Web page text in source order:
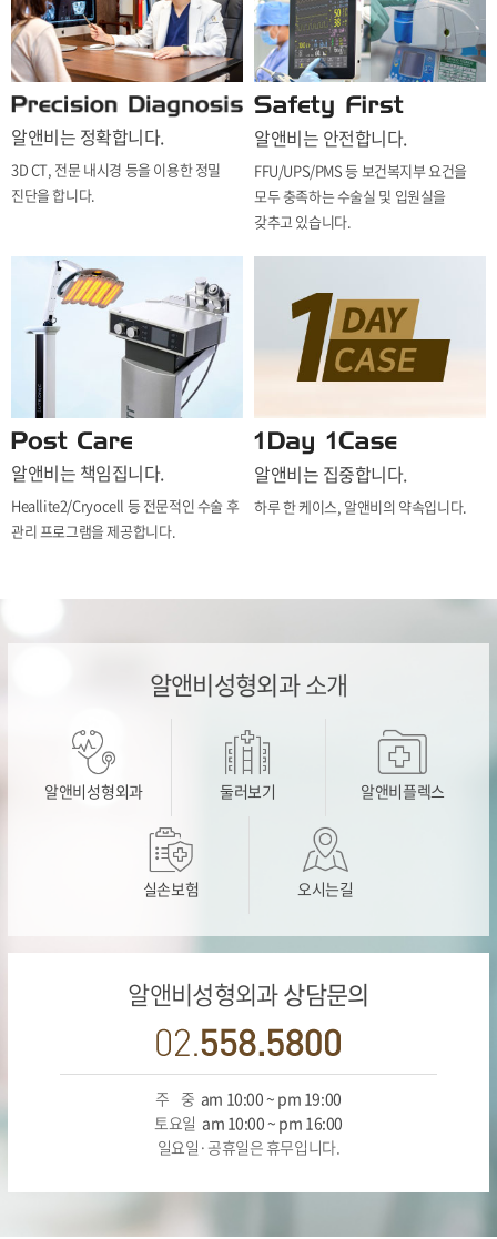
알앤비는 정확합니다.
3D CT, 전문 내시경 등을 이용한 정밀
진단을 합니다.
알앤비는 안전합니다.
FFU/UPS/PMS 등 보건복지부 요건을
모두 충족하는 수술실 및 입원실을
갖추고 있습니다.
알앤비는 책임집니다.
Heallite2/Cryocell 등 전문적인 수술 후
관리 프로그램을 제공합니다.
알앤비는 집중합니다.
하루 한 케이스, 알앤비의 약속입니다.
알앤비성형외과소개
알앤비성형외과 둘러보기 알앤비플렉스
실손보험 오시는길
알앤비성형외과상담문의
주 중 am 10:00 ~ pm 19:00
토요일 am 10:00 ~ pm 16:00
일요일·공휴일은 휴무입니다.